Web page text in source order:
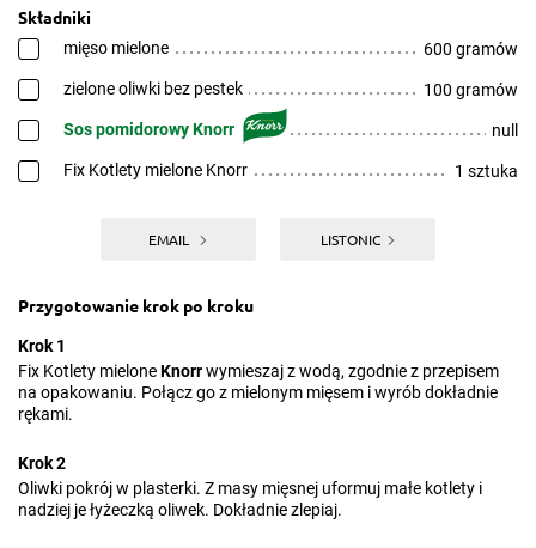
Składniki
mięso mielone 600 gramów
zielone oliwki bez pestek 100 gramów
Sos pomidorowy Knorr null
Fix Kotlety mielone Knorr 1 sztuka
EMAIL LISTONIC
Przygotowanie krok po kroku
Krok 1
Fix Kotlety mieloneKnorrwymieszaj z wodą, zgodnie z przepisem
na opakowaniu. Połącz go z mielonym mięsem i wyrób dokładnie
rękami.
Krok 2
Oliwki pokrój w plasterki. Z masy mięsnej uformuj małe kotlety i
nadziej je łyżeczką oliwek. Dokładnie zlepiaj.